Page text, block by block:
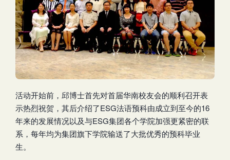
活动开始前，邱博士首先对首届华南校友会的顺利召开表
示热烈祝贺，其后介绍了ESG法语预科由成立到至今的16
年来的发展情况以及与ESG集团各个学院加强更紧密的联
系，每年均为集团旗下学院输送了大批优秀的预科毕业
生。